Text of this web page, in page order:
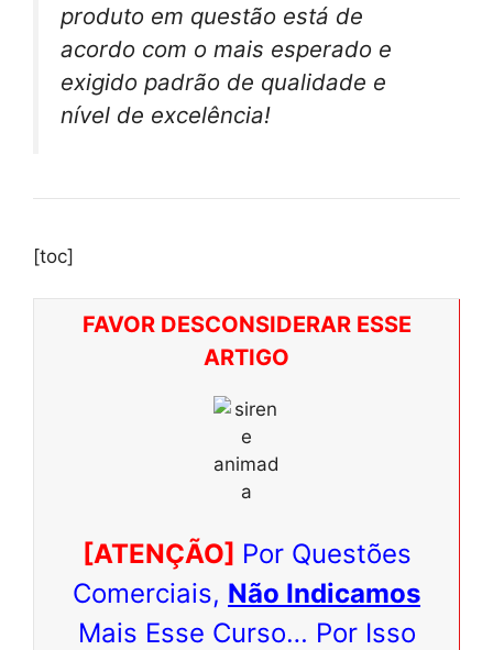
produto em questão está de
acordo com o mais esperado e
exigido padrão de qualidade e
nível de excelência!
[toc]
FAVOR DESCONSIDERAR ESSE
ARTIGO
[ATENÇÃO] Por Questões
Comerciais, Não Indicamos
Mais Esse Curso… Por Isso